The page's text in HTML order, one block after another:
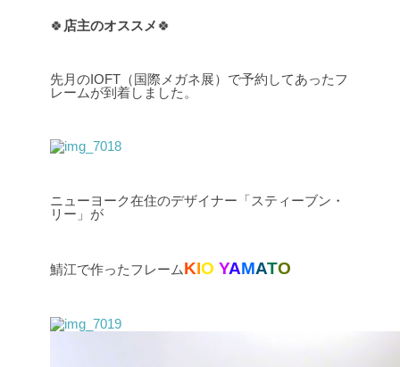
🍀 店主のオススメ 🍀
先月のIOFT（国際メガネ展）で予約してあったフ
レームが到着しました。
ニューヨーク在住のデザイナー「スティーブン・
リー」が
鯖江で作ったフレームKIO YAMATO